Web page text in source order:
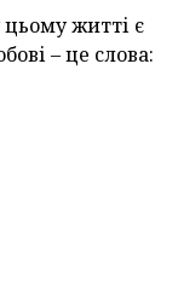
житті є
– це слова: